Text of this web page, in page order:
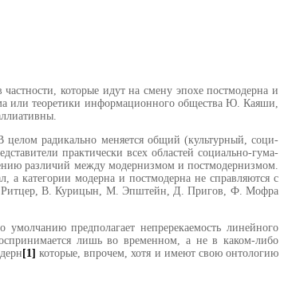
которые идут на смену эпохе постмодерна и
или теоретики информаци­онного общества Ю. Каяши,
радикально меняется общий (культурный, соци­
практиче­ски всех областей социально-гума­
различий между модернизмом и постмодернизмом.
а категории модер­на и постмодерна не справляются с
Д. Ритцер, В. Курицын, М. Эпштейн, Д. Пригов, Ф. Мофра
предпо­лагает непререкаемость линейного
лишь во времен­ном, а не в каком-либо
[1] которые, впрочем, хотя и имеют свою онтологию